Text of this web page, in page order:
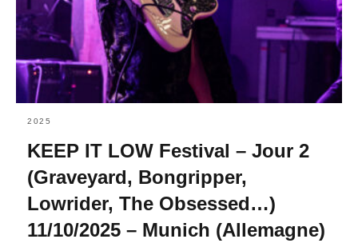
2025
KEEP IT LOW Festival – Jour 2
(Graveyard, Bongripper,
Lowrider, The Obsessed…)
11/10/2025 – Munich (Allemagne)